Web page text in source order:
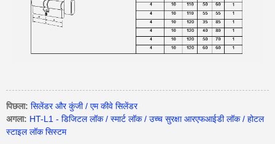
पिछला: सिलेंडर और कुंजी / एम कीवे सिलेंडर
अगला: HT-L1 - डिजिटल लॉक / स्मार्ट लॉक / उच्च सुरक्षा आरएफआईडी लॉक / होटल
स्टाइल लॉक सिस्टम